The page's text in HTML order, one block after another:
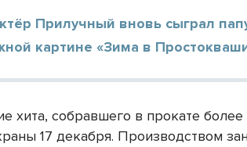
Прилучный вновь сыграл
картине «Зима в
хита, собравшего в прокате
17 декабря. Производством